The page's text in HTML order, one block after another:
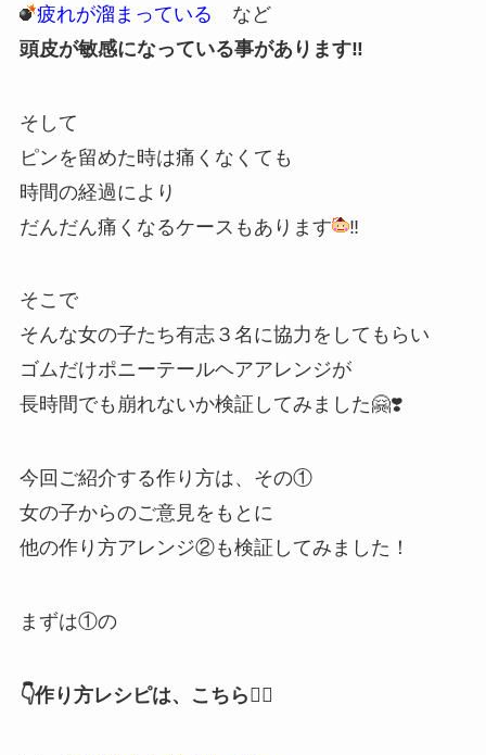
疲れが溜まっている など
頭皮が敏感になっている事があります‼️
そして
ピンを留めた時は痛くなくても
時間の経過により
だんだん痛くなるケースもあります
‼︎
そこで
そんな女の子たち有志３名に協力をしてもらい
ゴムだけポニーテールヘアアレンジが
長時間でも崩れないか検証してみました🤗❣️
今回ご紹介する作り方は、その①
女の子からのご意見をもとに
他の作り方アレンジ②も検証してみました！
まずは①の
👇作り方レシピは、こちら💁‍♀️